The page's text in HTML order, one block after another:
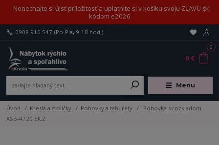
Nenechajte si újsť príležitosť a uplatnite si v košíku svoju ZĽAVU s
kódom e2026
Menu
0908 916 547 (Po-Pia, 9-18 hod.)
0
0 €
Úvod Kreslá a stoličky Pohovky a taburety
Pohovka s rozkladom
ASB-4720 SIL2